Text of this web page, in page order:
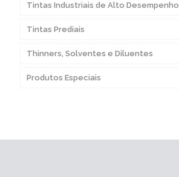
Tintas Industriais de Alto Desempenho
Tintas Prediais
Thinners, Solventes e Diluentes
Produtos Especiais